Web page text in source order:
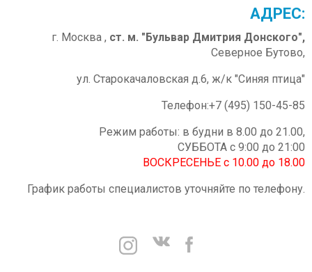
АДРЕС:
г. Москва , ст. м. "Бульвар Дмитрия Донского",
Северное Бутово,
ул. Старокачаловская д.6, ж/к "Синяя птица"
Телефон:+7 (495) 150-45-85
Режим работы: в будни в 8.00 до 21.00,
СУББОТА с 9:00 до 21:00
ВОСКРЕСЕНЬЕ с 10.00 до 18.00
График работы специалистов уточняйте по телефону.